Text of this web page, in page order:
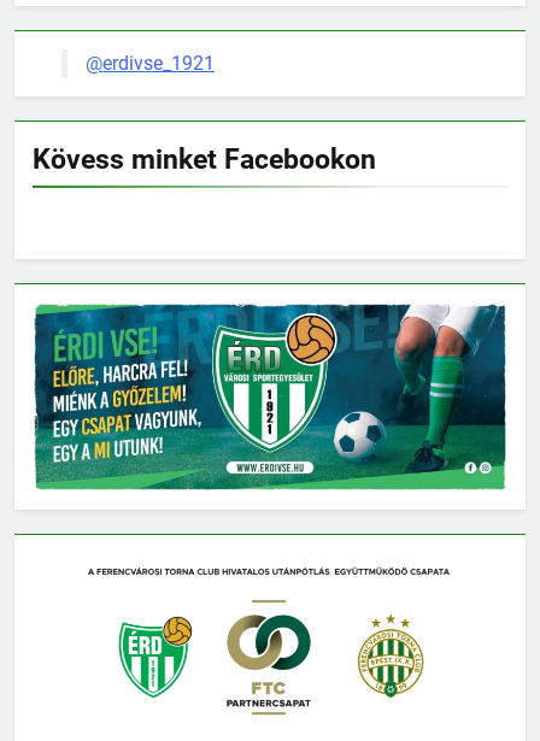
@erdivse_1921
Kövess minket Facebookon